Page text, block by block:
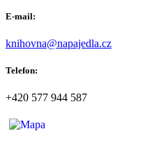
E-mail:
knihovna@napajedla.cz
Telefon:
+420 577 944 587